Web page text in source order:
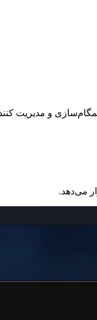
و مدیریت
می‌دهد.